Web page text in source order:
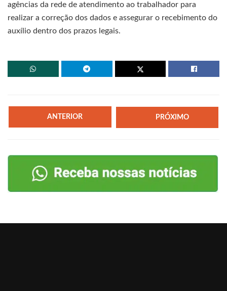
agências da rede de atendimento ao trabalhador para
realizar a correção dos dados e assegurar o recebimento do
auxílio dentro dos prazos legais.
ANTERIOR PRÓXIMO